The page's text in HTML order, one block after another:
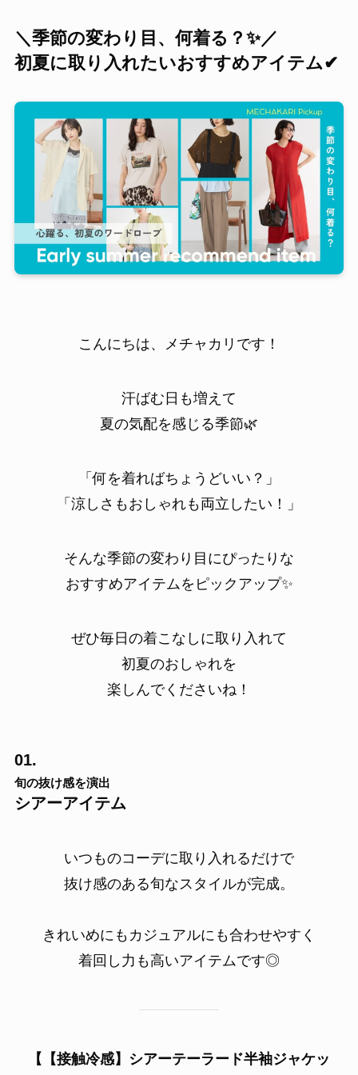
＼季節の変わり目、何着る？✨／
初夏に取り入れたいおすすめアイテム✔
こんにちは、メチャカリです！
汗ばむ日も増えて
夏の気配を感じる季節🌿
「何を着ればちょうどいい？」
「涼しさもおしゃれも両立したい！」
そんな季節の変わり目にぴったりな
おすすめアイテムをピックアップ✨
ぜひ毎日の着こなしに取り入れて
初夏のおしゃれを
楽しんでくださいね！
01.
旬の抜け感を演出
シアーアイテム
いつものコーデに取り入れるだけで
抜け感のある旬なスタイルが完成。
きれいめにもカジュアルにも合わせやすく
着回し力も高いアイテムです◎
【【接触冷感】シアーテーラード半袖ジャケッ